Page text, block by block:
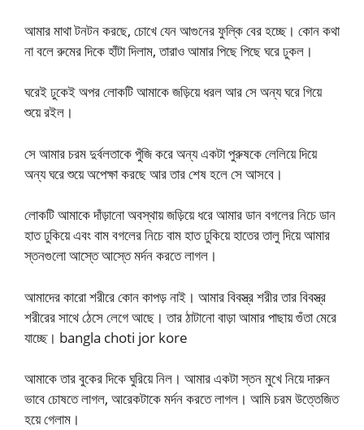
আমার মাথা টনটন করছে, চোখে যেন আগুনের ফুল্কি বের হচ্ছে। কোন কথা
না বলে রুমের দিকে হাঁটা দিলাম, তারাও আমার পিছে পিছে ঘরে ঢুকল।
ঘরেই ঢুকেই অপর লোকটি আমাকে জড়িয়ে ধরল আর সে অন্য ঘরে গিয়ে
শুয়ে রইল।
সে আমার চরম দুর্বলতাকে পুঁজি করে অন্য একটা পুরুষকে লেলিয়ে দিয়ে
অন্য ঘরে শুয়ে অপেক্ষা করছে আর তার শেষ হলে সে আসবে।
লোকটি আমাকে দাঁড়ানো অবস্থায় জড়িয়ে ধরে আমার ডান বগলের নিচে ডান
হাত ঢুকিয়ে এবং বাম বগলের নিচে বাম হাত ঢুকিয়ে হাতের তালু দিয়ে আমার
স্তনগুলো আস্তে আস্তে মর্দন করতে লাগল।
আমাদের কারো শরীরে কোন কাপড় নাই। আমার বিবস্ত্র শরীর তার বিবস্ত্র
শরীরের সাথে ঠেসে লেগে আছে। তার ঠাটানো বাড়া আমার পাছায় গুঁতা মেরে
যাচ্ছে। bangla choti jor kore
আমাকে তার বুকের দিকে ঘুরিয়ে নিল। আমার একটা স্তন মুখে নিয়ে দারুন
ভাবে চোষতে লাগল, আরেকটাকে মর্দন করতে লাগল। আমি চরম উত্তেজিত
হয়ে গেলাম।